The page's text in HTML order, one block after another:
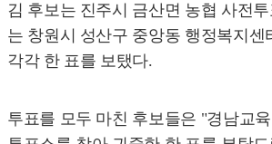
김 후보는 진주시 금산면 농협 사전
는 창원시 성산구 중앙동 행정복지센
각각 한 표를 보탰다.
투표를 모두 마친 후보들은 "경남교